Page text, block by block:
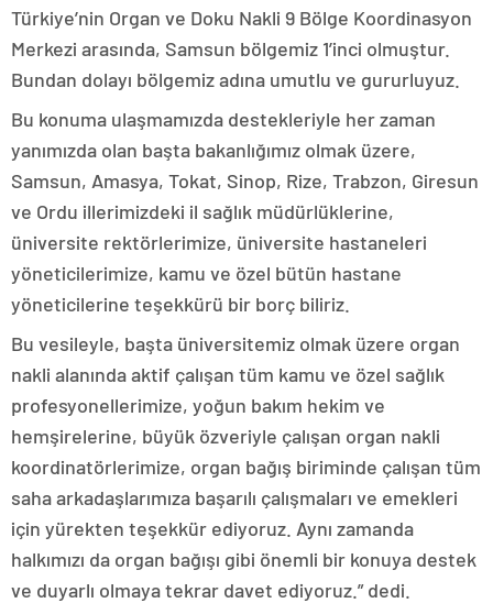
Türkiye’nin Organ ve Doku Nakli 9 Bölge Koordinasyon
Merkezi arasında, Samsun bölgemiz 1’inci olmuştur.
Bundan dolayı bölgemiz adına umutlu ve gururluyuz.
Bu konuma ulaşmamızda destekleriyle her zaman
yanımızda olan başta bakanlığımız olmak üzere,
Samsun, Amasya, Tokat, Sinop, Rize, Trabzon, Giresun
ve Ordu illerimizdeki il sağlık müdürlüklerine,
üniversite rektörlerimize, üniversite hastaneleri
yöneticilerimize, kamu ve özel bütün hastane
yöneticilerine teşekkürü bir borç biliriz.
Bu vesileyle, başta üniversitemiz olmak üzere organ
nakli alanında aktif çalışan tüm kamu ve özel sağlık
profesyonellerimize, yoğun bakım hekim ve
hemşirelerine, büyük özveriyle çalışan organ nakli
koordinatörlerimize, organ bağış biriminde çalışan tüm
saha arkadaşlarımıza başarılı çalışmaları ve emekleri
için yürekten teşekkür ediyoruz. Aynı zamanda
halkımızı da organ bağışı gibi önemli bir konuya destek
ve duyarlı olmaya tekrar davet ediyoruz.” dedi.